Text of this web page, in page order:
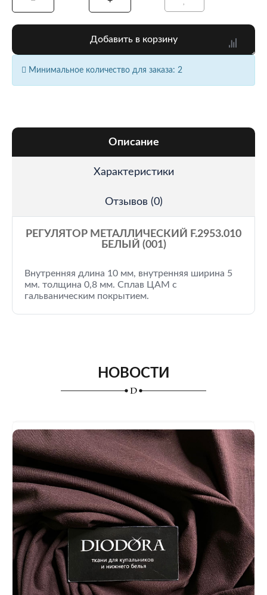
Добавить в корзину
Минимальное количество для заказа: 2
Описание
Характеристики
Отзывов (0)
РЕГУЛЯТОР МЕТАЛЛИЧЕСКИЙ F.2953.010
БЕЛЫЙ (001)
Внутренняя длина 10 мм, внутренняя ширина 5
мм. толщина 0,8 мм. Сплав ЦАМ с
гальваническим покрытием.
НОВОСТИ